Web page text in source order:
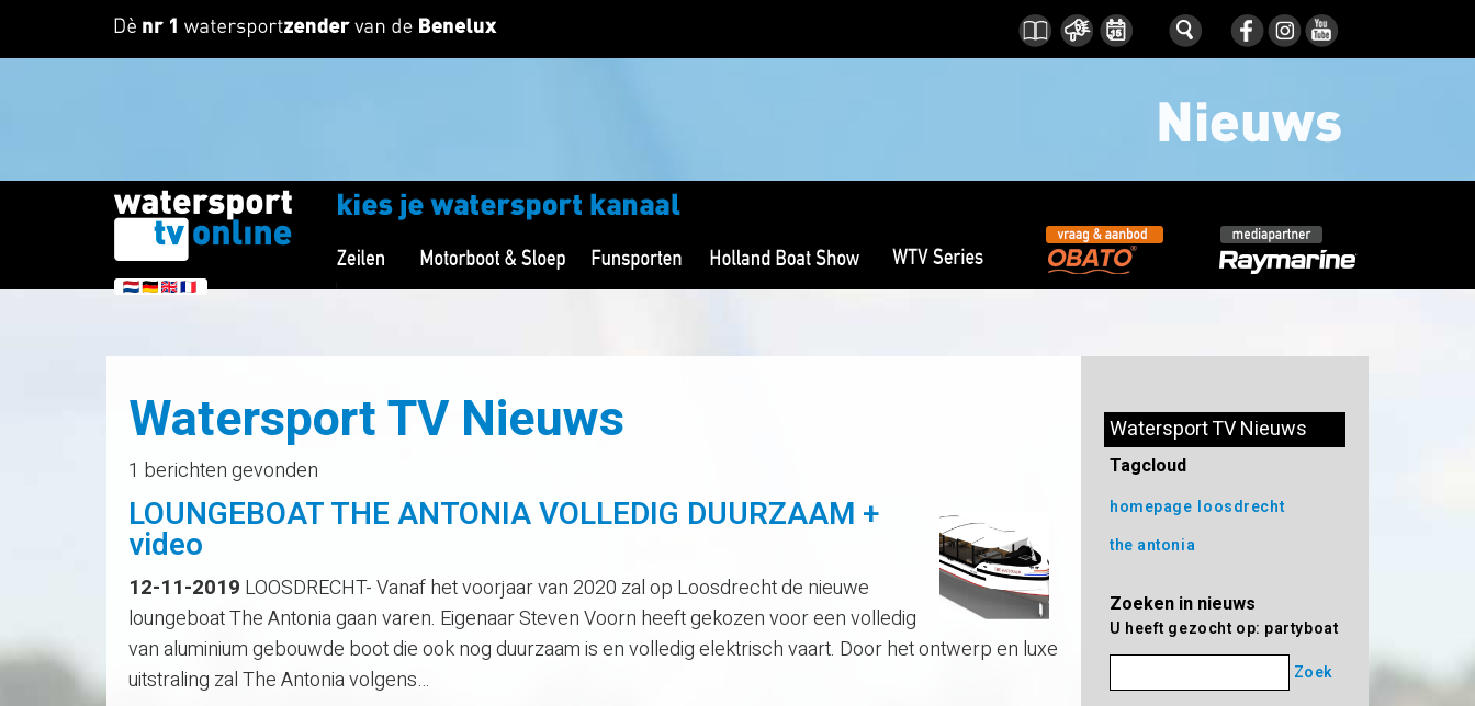
Watersport TV Nieuws
1 berichten gevonden
LOUNGEBOAT THE ANTONIA VOLLEDIG DUURZAAM +
video
12-11-2019 LOOSDRECHT- Vanaf het voorjaar van 2020 zal op Loosdrecht de nieuwe
loungeboat The Antonia gaan varen. Eigenaar Steven Voorn heeft gekozen voor een volledig
van aluminium gebouwde boot die ook nog duurzaam is en volledig elektrisch vaart. Door het ontwerp en luxe
uitstraling zal The Antonia volgens…
Watersport TV Nieuws
Tagcloud
homepage loosdrecht
the antonia
Zoeken in nieuws
U heeft gezocht op: partyboat
Zoek